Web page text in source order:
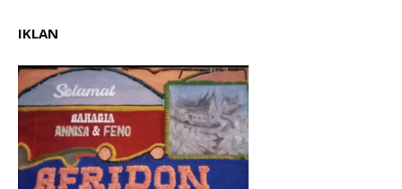
IKLAN